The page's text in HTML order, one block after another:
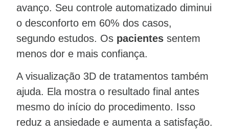
avanço. Seu controle automatizado diminui
o desconforto em 60% dos casos,
segundo estudos. Os pacientes sentem
menos dor e mais confiança.
A visualização 3D de tratamentos também
ajuda. Ela mostra o resultado final antes
mesmo do início do procedimento. Isso
reduz a ansiedade e aumenta a satisfação.